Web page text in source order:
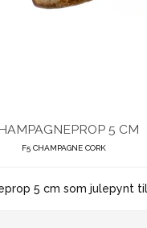
5 CM
F5 CHAMPAGNE CORK
5 cm som julepynt